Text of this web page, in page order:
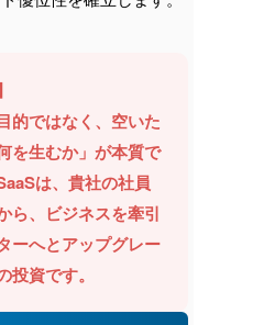
的ではなく、空いた
を生むか」が本質で
は、貴社の社員
ら、ビジネスを牽引
ーへとアップグレー
投資です。